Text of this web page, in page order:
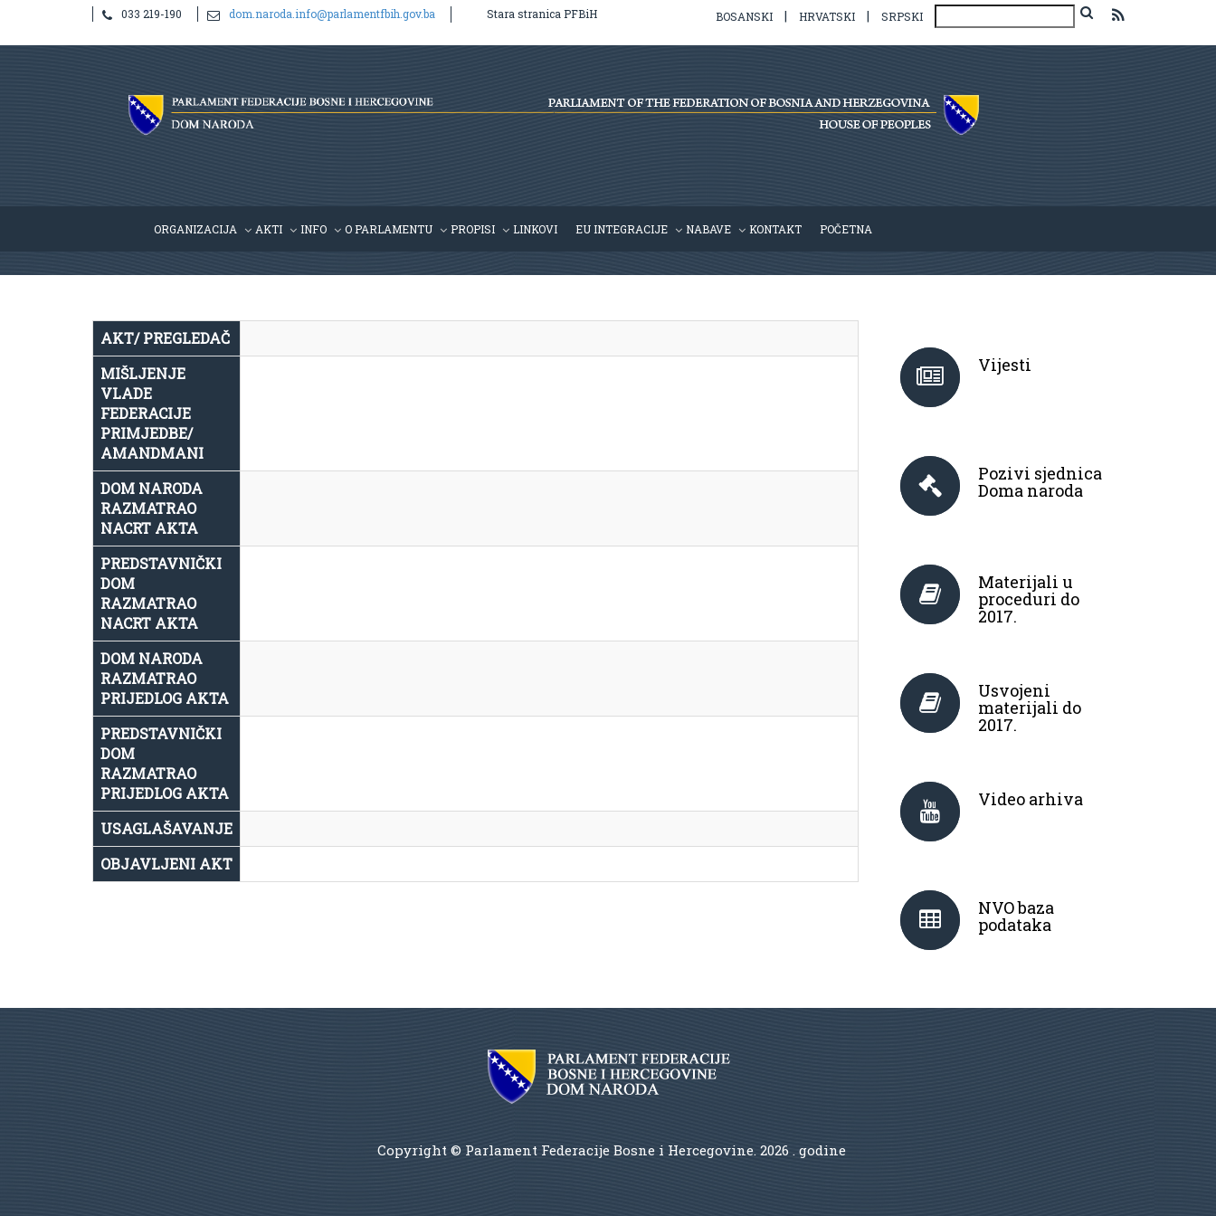
: Undefined index: idHR in/home/parlame2/public_html/v2/hr/propis.php
033 219-190 dom.naroda.info@parlamentfbih.gov.ba Stara stranica PFBiH BOSANSKI | HRVATSKI | SRPSKI
ORGANIZACIJA AKTI INFO O PARLAMENTU PROPISI LINKOVI EU INTEGRACIJE NABAVE KONTAKT POČETNA
AKT/ PREGLEDAČ
MIŠLJENJE
VLADE
FEDERACIJE
PRIMJEDBE/
AMANDMANI
DOM NARODA
RAZMATRAO
NACRT AKTA
PREDSTAVNIČKI
DOM
RAZMATRAO
NACRT AKTA
DOM NARODA
RAZMATRAO
PRIJEDLOG AKTA
PREDSTAVNIČKI
DOM
RAZMATRAO
PRIJEDLOG AKTA
USAGLAŠAVANJE
OBJAVLJENI AKT
Vijesti
Pozivi sjednica
Doma naroda
Materijali u
proceduri do
2017.
Usvojeni
materijali do
2017.
Video arhiva
NVO baza
podataka
Copyright © Parlament Federacije Bosne i Hercegovine. 2026 . godine